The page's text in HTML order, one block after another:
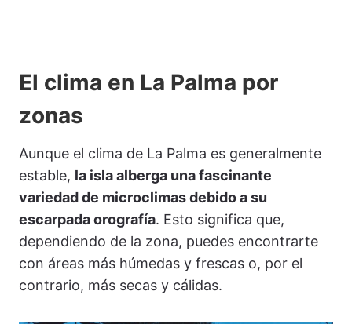
El clima en La Palma por
zonas
Aunque el clima de La Palma es generalmente
estable, la isla alberga una fascinante
variedad de microclimas debido a su
escarpada orografía. Esto significa que,
dependiendo de la zona, puedes encontrarte
con áreas más húmedas y frescas o, por el
contrario, más secas y cálidas.